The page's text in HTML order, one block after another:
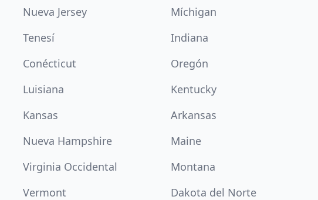
Nueva Jersey Míchigan
Tenesí Indiana
Conécticut Oregón
Luisiana Kentucky
Kansas Arkansas
Nueva Hampshire Maine
Virginia Occidental Montana
Vermont Dakota del Norte